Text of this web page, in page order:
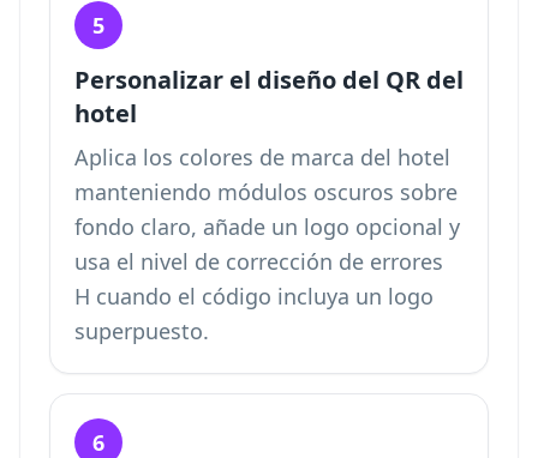
5
Personalizar el diseño del QR del
hotel
Aplica los colores de marca del hotel
manteniendo módulos oscuros sobre
fondo claro, añade un logo opcional y
usa el nivel de corrección de errores
H cuando el código incluya un logo
superpuesto.
6